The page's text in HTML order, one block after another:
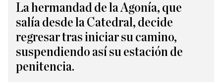
La hermandad de la Agonía, que
salía desde la Catedral, decide
regresar tras iniciar su camino,
suspendiendo así su estación de
penitencia.